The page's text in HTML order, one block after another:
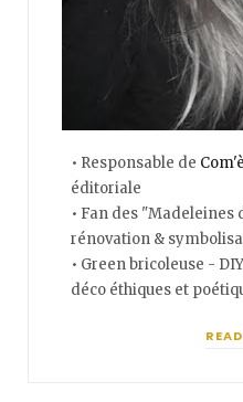
• Responsable de
éditoriale
• Fan des "Madeleines
rénovation &
• Green bricoleuse -
déco éthiques et